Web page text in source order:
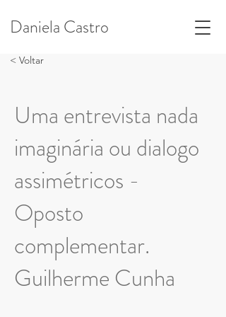
Daniela Castro
< Voltar
Uma entrevista nada
imaginária ou dialogo
assimétricos -
Oposto
complementar.
Guilherme Cunha